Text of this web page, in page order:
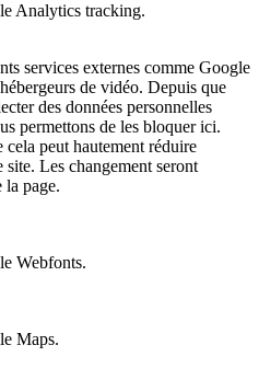
Analytics tracking.
services externes comme Google
de vidéo. Depuis que
des données personnelles
permettons de les bloquer ici.
peut hautement réduire
Les changement seront
la page.
Webfonts.
Maps.